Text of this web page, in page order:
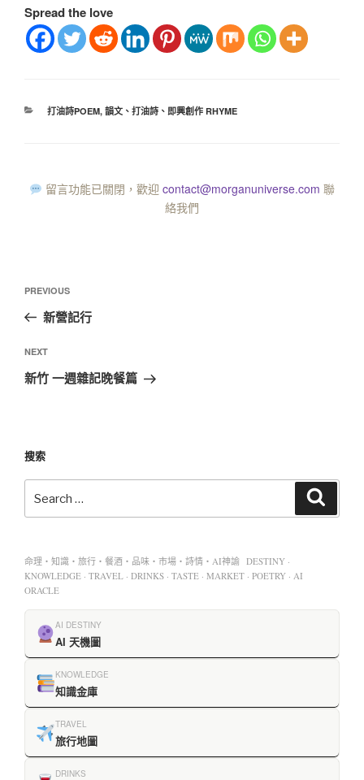
Spread the love
打油詩POEM, 韻文、打油詩、即興創作 RHYME
留言功能已關閉，歡迎 contact@morganuniverse.com 聯
絡我們
PREVIOUS
新營記行
NEXT
新竹 一週雜記晚餐篇
搜索
命理・知識・旅行・餐酒・品味・市場・詩情・AI神諭 DESTINY ·
KNOWLEDGE · TRAVEL · DRINKS · TASTE · MARKET · POETRY · AI
ORACLE
AI DESTINY
AI 天機圖
KNOWLEDGE
知識金庫
TRAVEL
旅行地圖
DRINKS